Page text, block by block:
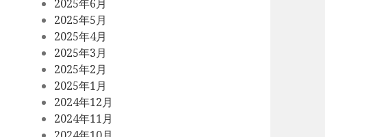
2025年6月
2025年5月
2025年4月
2025年3月
2025年2月
2025年1月
2024年12月
2024年11月